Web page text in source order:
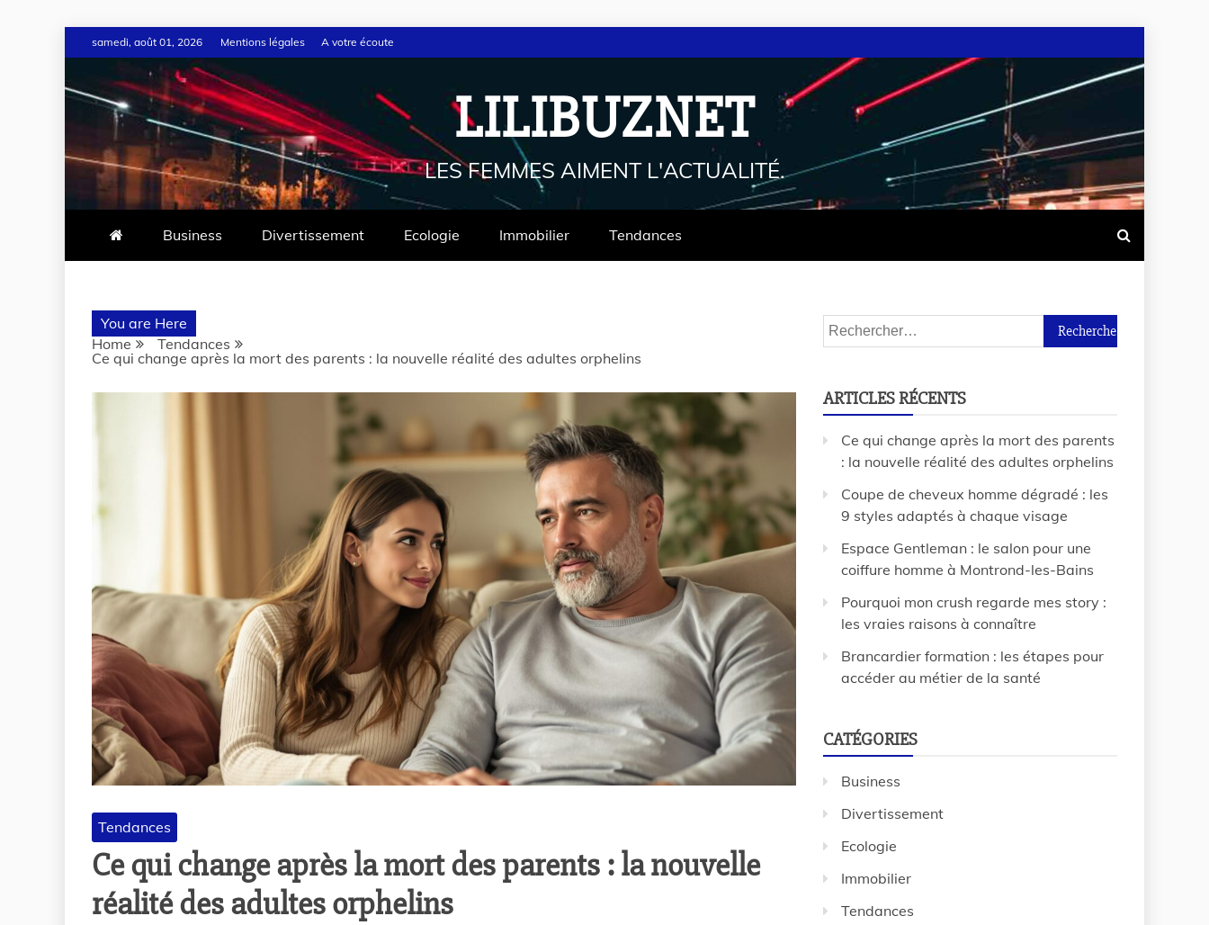
samedi, août 01, 2026 Mentions légales A votre écoute
LILIBUZNET
LES FEMMES AIMENT L'ACTUALITÉ.
Business Divertissement Ecologie Immobilier Tendances
You are Here
Home
Tendances
Ce qui change après la mort des parents : la nouvelle réalité des adultes orphelins
Tendances
Ce qui change après la mort des parents : la nouvelle
réalité des adultes orphelins
ARTICLES RÉCENTS
Ce qui change après la mort des parents
: la nouvelle réalité des adultes orphelins
Coupe de cheveux homme dégradé : les
9 styles adaptés à chaque visage
Espace Gentleman : le salon pour une
coiffure homme à Montrond-les-Bains
Pourquoi mon crush regarde mes story :
les vraies raisons à connaître
Brancardier formation : les étapes pour
accéder au métier de la santé
CATÉGORIES
Business
Divertissement
Ecologie
Immobilier
Tendances